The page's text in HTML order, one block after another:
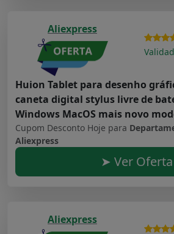
Aliexpress
Huion Tablet para desenho
caneta digital stylus livre de
Windows MacOS mais novo
Cupom Desconto Hoje para
Aliexpress
➤ Ver Oferta
Aliexpress